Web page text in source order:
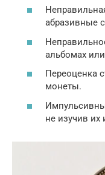
абразивные
альбомах
Переоценка
монеты.
не изучив их